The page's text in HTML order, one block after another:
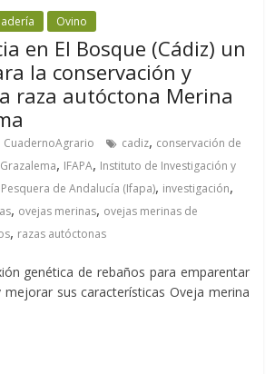
Ovino
en El Bosque (Cádiz) un
la conservación y
raza autóctona Merina
CuadernoAgrario cadiz, conservación de
Grazalema, IFAPA, Instituto de Investigación y
de Andalucía (Ifapa), investigación,
, ovejas merinas, ovejas merinas de
, razas autóctonas
genética de rebaños para emparentar
mejorar sus características Oveja merina